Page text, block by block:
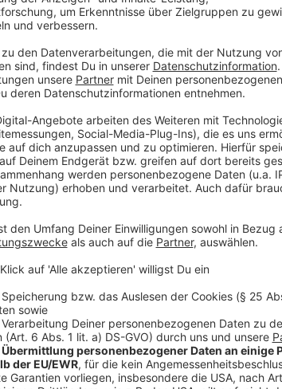
Anzeige
Häuslebauer kommen an einer
auch Bewohner von älteren, nicht so
gibt sogenannte Gas- oder Öl-
einer herkömmlichen Gas- oder
ca. 55 Grad, so Rawe. Alles darüber
Anzeige
Als Mieter sparen
Anzeige
Viele unserer Hörer wollten wissen,